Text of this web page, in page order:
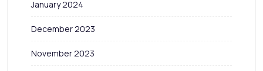
January 2024
December 2023
November 2023